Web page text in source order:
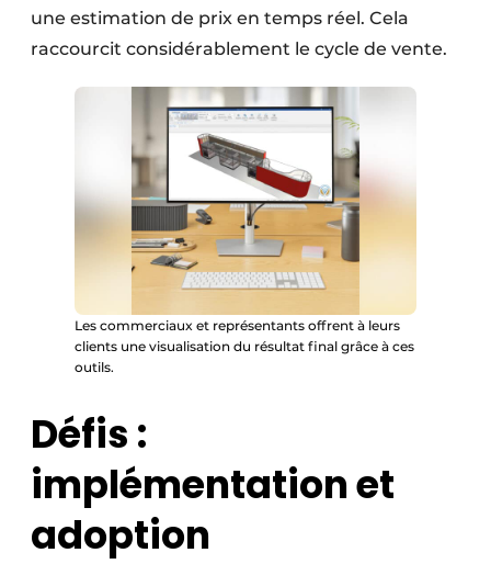
une estimation de prix en temps réel. Cela
raccourcit considérablement le cycle de vente.
Les commerciaux et représentants offrent à leurs
clients une visualisation du résultat final grâce à ces
outils.
Défis :
implémentation et
adoption